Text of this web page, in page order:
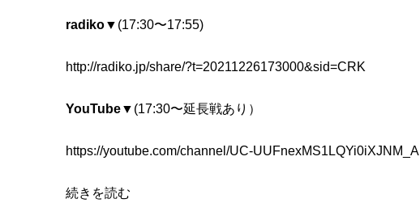
タ
シ
生
る
radiko▼ (17:30〜17:55)
http://radiko.jp/share/?t=20211226173000&sid=CRK
YouTube▼ (17:30〜延長戦あり）
https://youtube.com/channel/UC-UUFnexMS1LQYi0iXJNM_A
続きを読む